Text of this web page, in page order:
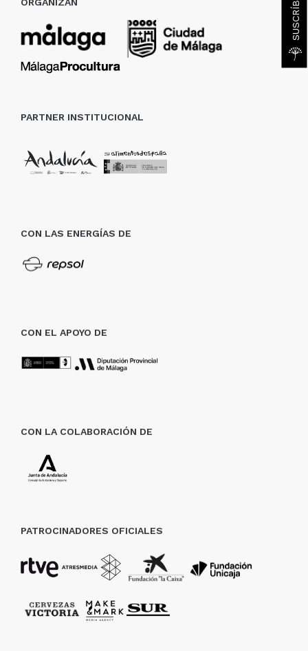
PARTNER INSTITUCIONAL
CON LAS ENERGÍAS DE
CON EL APOYO DE
CON LA COLABORACIÓN DE
PATROCINADORES OFICIALES